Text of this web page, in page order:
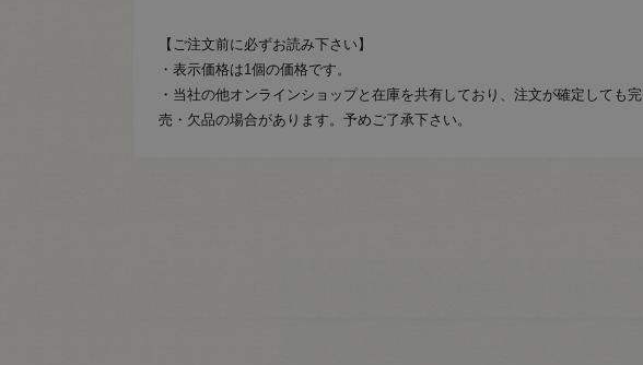
【ご注文前に必ずお読み下さい】
・表示価格は1個の価格です。
・当社の他オンラインショップと在庫を共有しており、注文が確定しても完
売・欠品の場合があります。予めご了承下さい。